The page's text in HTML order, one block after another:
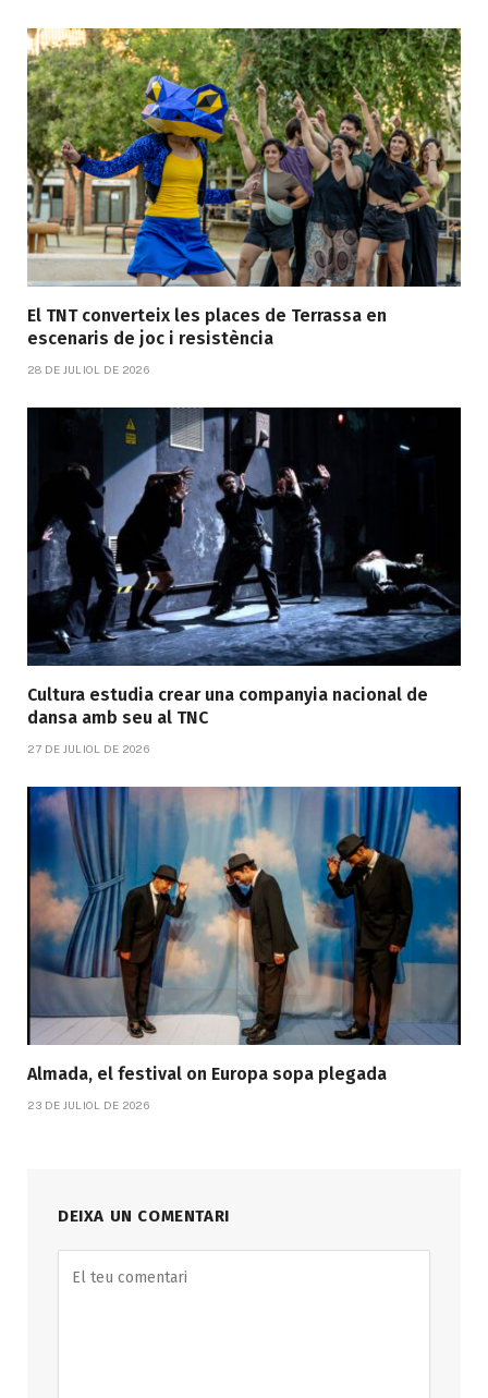
El TNT converteix les places de Terrassa en
escenaris de joc i resistència
28 DE JULIOL DE 2026
Cultura estudia crear una companyia nacional de
dansa amb seu al TNC
27 DE JULIOL DE 2026
Almada, el festival on Europa sopa plegada
23 DE JULIOL DE 2026
DEIXA UN COMENTARI